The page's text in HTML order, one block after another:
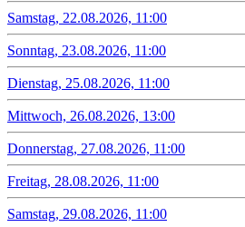
Samstag, 22.08.2026, 11:00
Sonntag, 23.08.2026, 11:00
Dienstag, 25.08.2026, 11:00
Mittwoch, 26.08.2026, 13:00
Donnerstag, 27.08.2026, 11:00
Freitag, 28.08.2026, 11:00
Samstag, 29.08.2026, 11:00